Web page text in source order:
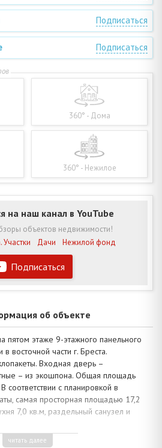
Подписаться
Подписаться
360° - Дома
360° - Нежилое
Подписаться
на наш канал в YouTube
объектов недвижимости!
Дачи Нежилой фонд
об объекте
пятом этаже 9-этажного панельного
восточной части г. Бреста.
Входная дверь –
– из экошпона. Общая площадь
соответствии с планировкой в
самая просторная площадью 17,2
7,0 кв.м, раздельный санузел и
ремонт: потолки высотой 2,5 м в
читать далее